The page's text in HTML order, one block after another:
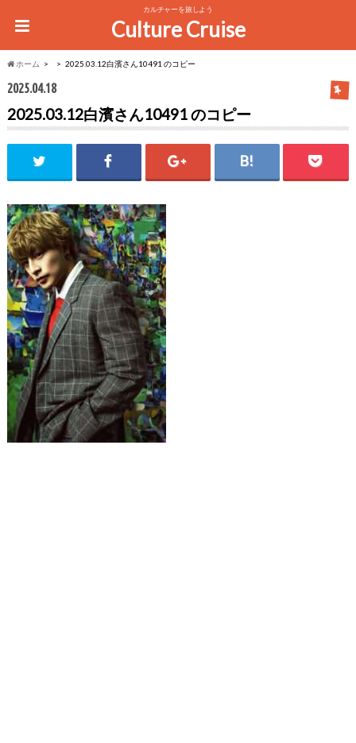
カルチャーを旅しよう
Culture Cruise
ホーム 2025.03.12白濱さん10491 のコピー
2025.04.18
2025.03.12白濱さん10491 のコピー